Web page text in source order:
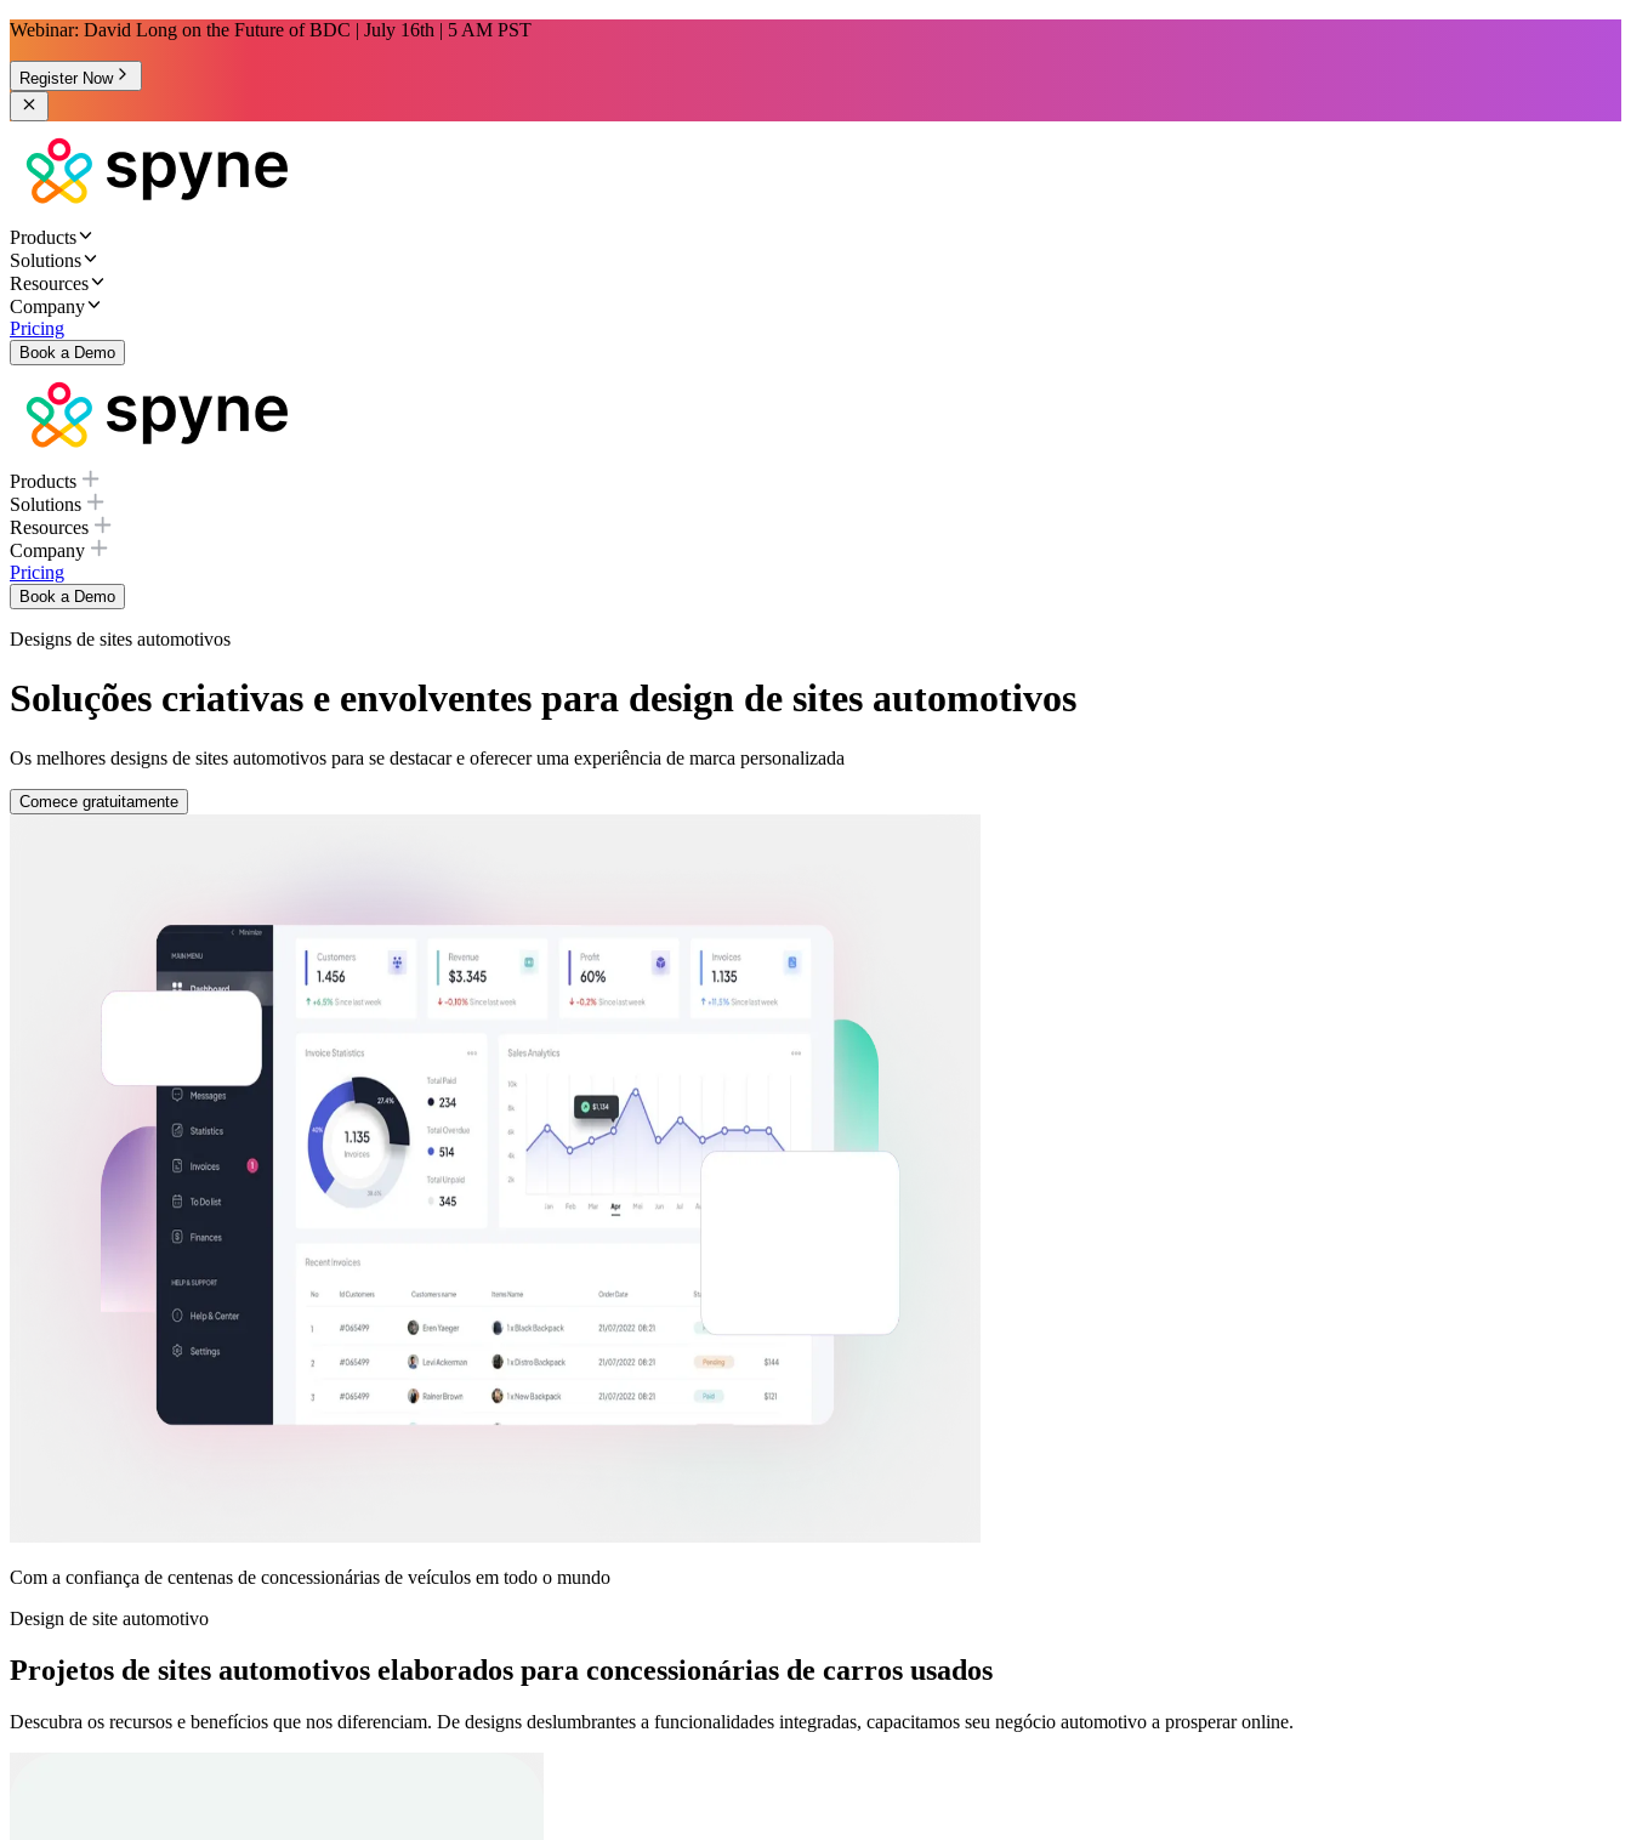
Webinar: David Long on the Future of BDC | July 16th | 5 AM PST
Register Now
Products
Solutions
Resources
Company
Pricing
Book a Demo
Products
Solutions
Resources
Company
Pricing
Book a Demo
Designs de sites automotivos
Soluções criativas e envolventes para design de sites automotivos
Os melhores designs de sites automotivos para se destacar e oferecer uma experiência de marca personalizada
Comece gratuitamente
Com a confiança de centenas de concessionárias de veículos em todo o mundo
Design de site automotivo
Projetos de sites automotivos elaborados para concessionárias de carros usados
Descubra os recursos e benefícios que nos diferenciam. De designs deslumbrantes a funcionalidades integradas, capacitamos seu negócio automotivo a prosperar online.